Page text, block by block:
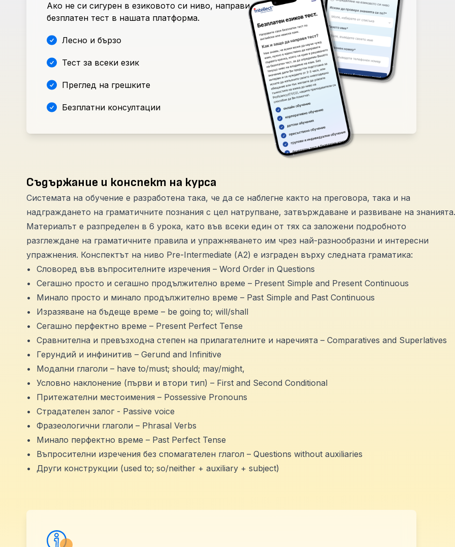
Ако не си сигурен в езиковото си ниво, направи
безплатен тест в нашата платформа.
Лесно и бързо
Тест за всеки език
Преглед на грешките
Безплатни консултации
Съдържание и конспект на курса
Системата на обучение е разработена така, че да се наблегне както на преговора, така и на
надграждането на граматичните познания с цел натрупване, затвърждаване и развиване на знанията.
Материалът е разпределен в 6 урока, като във всеки един от тях са заложени подробното
разглеждане на граматичните правила и упражняването им чрез най-разнообразни и интересни
упражнения. Конспектът на ниво Pre-Intermediate (А2) е изграден върху следната граматика:
•
Словоред във въпросителните изречения – Word Order in Questions
•
Сегашно просто и сегашно продължително време – Present Simple and Present Continuous
•
Минало просто и минало продължително време – Past Simple and Past Continuous
•
Изразяване на бъдеще време – be going to; will/shall
•
Сегашно перфектно време – Present Perfect Tense
•
Сравнителна и превъзходна степен на прилагателните и наречията – Comparatives and Superlatives
•
Герундий и инфинитив – Gerund and Infinitive
•
Модални глаголи – have to/must; should; may/might,
•
Условно наклонение (първи и втори тип) – First and Second Conditional
•
Притежателни местоимения – Possessive Pronouns
•
Страдателен залог - Passive voice
•
Фразеологични глаголи – Phrasal Verbs
•
Минало перфектно време – Past Perfect Tense
•
Въпросителни изречения без спомагателен глагол – Questions without auxiliaries
•
Други конструкции (used to; so/neither + auxiliary + subject)